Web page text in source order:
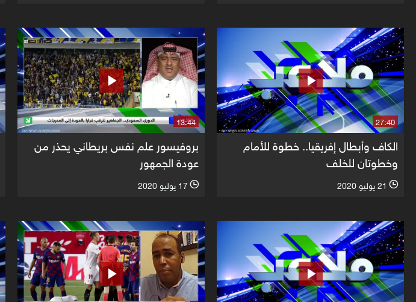
27:40
الكاف وأبطال إفريقيا.. خطوة للأمام
وخطوتان للخلف
l 21 يوليو 2020
13:44
بروفيسور علم نفس بريطاني يحذر من
عودة الجمهور
l 17 يوليو 2020